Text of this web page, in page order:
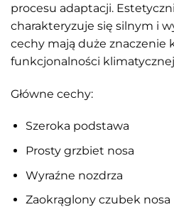
procesu adaptacji.
charakteryzuje się silnym i
cechy mają duże znaczenie
funkcjonalności
Główne cechy:
Szeroka podstawa
Prosty grzbiet nosa
Wyraźne nozdrza
Zaokrąglony czubek nosa